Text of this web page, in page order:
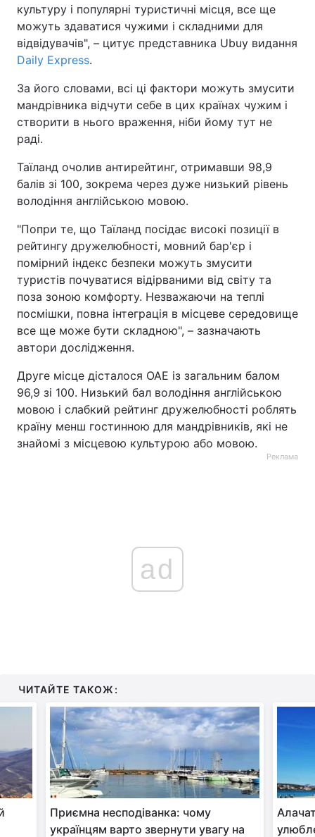
культуру і популярні туристичні місця, все ще
можуть здаватися чужими і складними для
відвідувачів", – цитує представника Ubuy видання
Daily Express.
За його словами, всі ці фактори можуть змусити
мандрівника відчути себе в цих країнах чужим і
створити в нього враження, ніби йому тут не
раді.
Таїланд очолив антирейтинг, отримавши 98,9
балів зі 100, зокрема через дуже низький рівень
володіння англійською мовою.
"Попри те, що Таїланд посідає високі позиції в
рейтингу дружелюбності, мовний бар'єр і
помірний індекс безпеки можуть змусити
туристів почуватися відірваними від світу та
поза зоною комфорту. Незважаючи на теплі
посмішки, повна інтеграція в місцеве середовище
все ще може бути складною", – зазначають
автори дослідження.
Друге місце дісталося ОАЕ із загальним балом
96,9 зі 100. Низький бал володіння англійською
мовою і слабкий рейтинг дружелюбності роблять
країну менш гостинною для мандрівників, які не
знайомі з місцевою культурою або мовою.
Реклама
ad
ЧИТАЙТЕ ТАКОЖ:
Приємна несподіванка: чому
українцям варто звернути увагу на